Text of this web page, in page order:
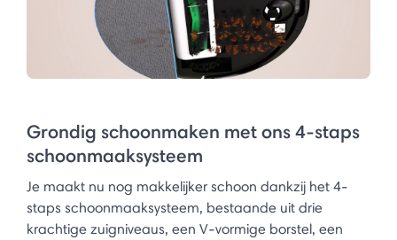
Grondig schoonmaken met ons 4-staps
schoonmaaksysteem​
Je maakt nu nog makkelijker schoon dankzij het 4-
staps schoonmaaksysteem, bestaande uit drie
krachtige zuigniveaus, een V-vormige borstel, een